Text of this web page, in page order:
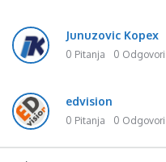
Junuzovic Kopex
0 Pitanja 0 Odgovori
edvision
0 Pitanja 0 Odgovori